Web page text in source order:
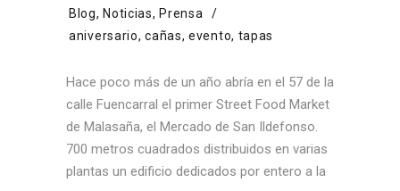
Blog, Noticias, Prensa
aniversario,cañas,evento, tapas
Hace poco más de un año abría en el 57 de la
calle Fuencarral el primer Street Food Market
de Malasaña, el Mercado de San Ildefonso.
700 metros cuadrados distribuidos en varias
plantas un edificio dedicados por entero a la